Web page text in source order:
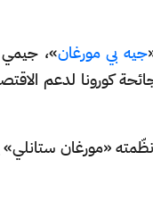
جيه بي مورغان»، جيمي
كورونا لدعم
«مورغان ستانلي»